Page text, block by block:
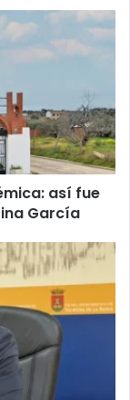
así fue
García